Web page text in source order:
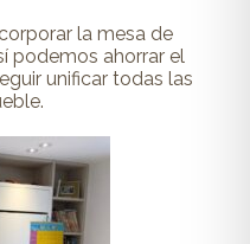
la mesa de
podemos ahorrar el
unificar todas las